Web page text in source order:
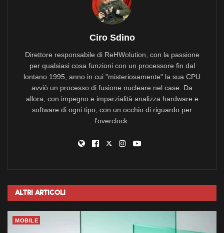
Ciro Sdino
Direttore responsabile di ReHWolution, con la passione
per qualsiasi cosa funzioni con un processore fin dal
lontano 1995, anno in cui "misteriosamente" la sua CPU
avviò un processo di fusione nucleare nel case. Da
allora, con impegno e imparzialità analizza hardware e
software di ogni tipo, con un occhio di riguardo per
l'overclock.
Altri Articoli
MOBILE